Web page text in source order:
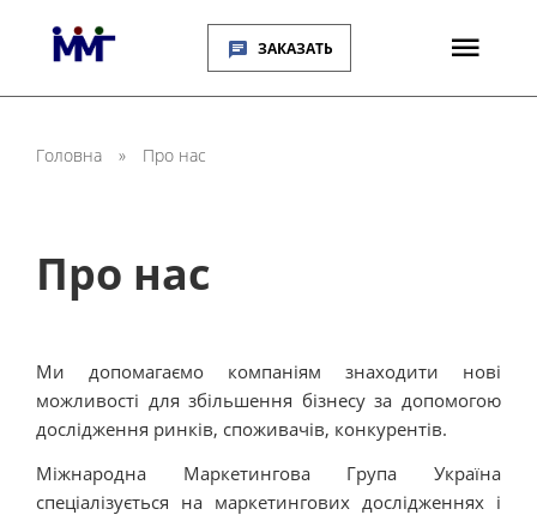
ЗАКАЗАТЬ
Головна » Про нас
Про нас
Ми допомагаємо компаніям знаходити нові
можливості для збільшення бізнесу за допомогою
дослідження ринків, споживачів, конкурентів.
Міжнародна Маркетингова Група Україна
спеціалізується на маркетингових дослідженнях і